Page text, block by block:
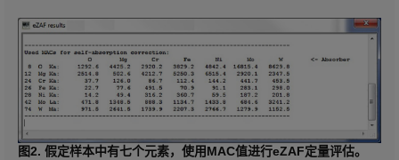
图2. 假定样本中有七个元素，使用MAC值进行eZAF定量评估。